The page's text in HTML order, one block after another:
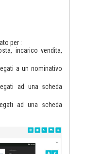
per :
incarico vendita,
a un nominativo
ad una scheda
ad una scheda